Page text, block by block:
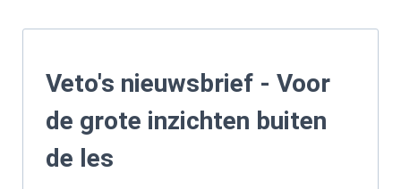
Veto's nieuwsbrief - Voor
de grote inzichten buiten
de les